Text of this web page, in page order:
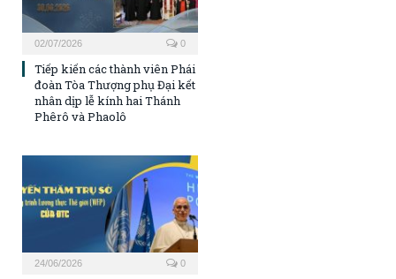
02/07/2026 0
Tiếp kiến các thành viên Phái
đoàn Tòa Thượng phụ Đại kết
nhân dịp lễ kính hai Thánh
Phêrô và Phaolô
24/06/2026 0